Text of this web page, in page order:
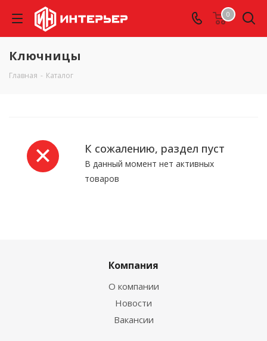
0
Ключницы
Главная - Каталог
К сожалению, раздел пуст
В данный момент нет активных
товаров
Компания
О компании
Новости
Вакансии